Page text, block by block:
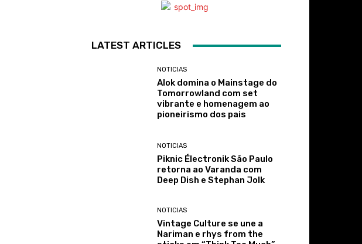
LATEST ARTICLES
NOTICIAS
Alok domina o Mainstage do
Tomorrowland com set
vibrante e homenagem ao
pioneirismo dos pais
NOTICIAS
Piknic Électronik São Paulo
retorna ao Varanda com
Deep Dish e Stephan Jolk
NOTICIAS
Vintage Culture se une a
Nariman e rhys from the